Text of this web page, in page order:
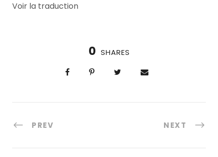
Voir la traduction
0 SHARES
PREV NEXT